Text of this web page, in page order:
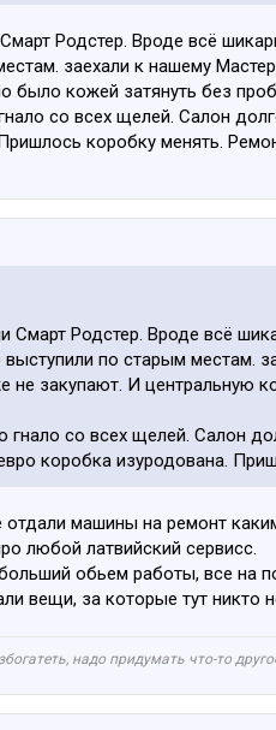
Родстер. Вроде всё
заехали к нашему
кожей затянуть без
со всех щелей. Салон
коробку менять.
Родстер. Вроде всё
по старым местам.
не закупают. И
гнало со всех щелей. Салон
коробка изуродована.
машины на ремонт
любой латвийский сервисс.
обьем работы, все на
вещи, за которые тут
надо придумать что-то